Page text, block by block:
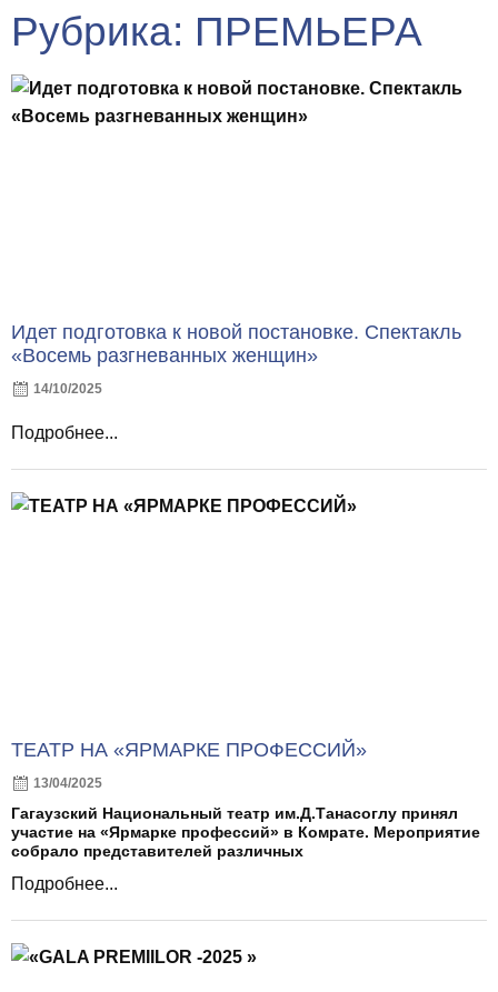
Рубрика: ПРЕМЬЕРА
Идет подготовка к новой постановке. Спектакль
«Восемь разгневанных женщин»
14/10/2025
Подробнее...
ТЕАТР НА «ЯРМАРКЕ ПРОФЕССИЙ»
13/04/2025
Гагаузский Национальный театр им.Д.Танасоглу принял
участие на «Ярмарке профессий» в Комрате. Мероприятие
собрало представителей различных
Подробнее...